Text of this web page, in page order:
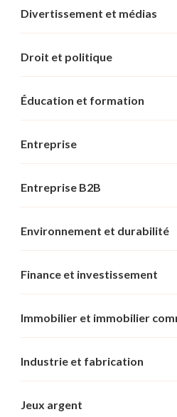
Divertissement et médias
Droit et politique
Éducation et formation
Entreprise
Entreprise B2B
Environnement et durabilité
Finance et investissement
Immobilier et immobilier
Industrie et fabrication
Jeux argent